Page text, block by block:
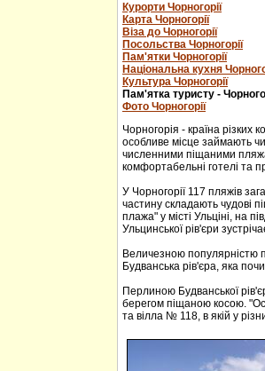
Курорти Чорногорії
Карта Чорногорії
Віза до Чорногорії
Посольства Чорногорії
Пам'ятки Чорногорії
Національна кухня
Культура Чорногорії
Пам'ятка туристу -
Фото Чорногорії
Чорногорія - країна різких
особливе місце займають
численними піщаними
комфортабельні готелі та
У Чорногорії 117 пляжів
частину складають чудові
плажа" у місті Ульціні, на
Ульцинської рів'єри
Величезною популярністю
Будванська рів'єра, яка
Перлиною Будванської
берегом піщаною косою.
та вілла № 118, в якій у